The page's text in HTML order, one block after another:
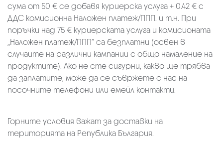
сума от 50 € се добавя куриерска услуга + 0.42 € с
ДДС комисионна Наложен платеж/ППП. и т.н. При
поръчки над 75 € куриерската услуга и комисионата
„Наложен платеж/ППП“ са безплатни (освен в
случаите на различни кампании с общо намаление на
продуктите). Ако не сте сигурни, какво ще трябва
да заплатите, може да се съвржете с нас на
посочните телефони или емейл контакти.
Горните условия важат за доставки на
територията на Република България.